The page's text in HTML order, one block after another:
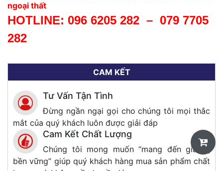
ngoại thất
HOTLINE: 096 6205 282 – 079 7705
282
CAM KẾT
Tư Vấn Tận Tình
Đừng ngần ngại gọi cho chúng tôi mọi thắc
mắt của quý khách luôn được giải đáp
Cam Kết Chất Lượng
Chúng tôi mong muốn “mang đến giá trị
bền vững” giúp quý khách hàng mua sản phẩm chất